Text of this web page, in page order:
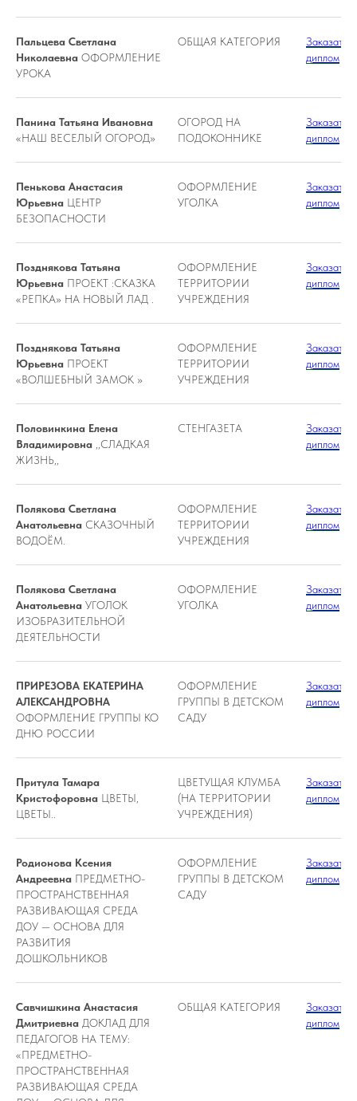
Пальцева Светлана
Николаевна ОФОРМЛЕНИЕ
УРОКА
ОБЩАЯ КАТЕГОРИЯ
Заказать
диплом
Панина Татьяна Ивановна
«НАШ ВЕСЕЛЫЙ ОГОРОД»
ОГОРОД НА
ПОДОКОННИКЕ
Заказать
диплом
Пенькова Анастасия
Юрьевна ЦЕНТР
БЕЗОПАСНОСТИ
ОФОРМЛЕНИЕ
УГОЛКА
Заказать
диплом
Позднякова Татьяна
Юрьевна ПРОЕКТ :СКАЗКА
«РЕПКА» НА НОВЫЙ ЛАД .
ОФОРМЛЕНИЕ
ТЕРРИТОРИИ
УЧРЕЖДЕНИЯ
Заказать
диплом
Позднякова Татьяна
Юрьевна ПРОЕКТ
«ВОЛШЕБНЫЙ ЗАМОК »
ОФОРМЛЕНИЕ
ТЕРРИТОРИИ
УЧРЕЖДЕНИЯ
Заказать
диплом
Половинкина Елена
Владимировна ,,СЛАДКАЯ
ЖИЗНЬ,,
СТЕНГАЗЕТА
Заказать
диплом
Полякова Светлана
Анатольевна СКАЗОЧНЫЙ
ВОДОЁМ.
ОФОРМЛЕНИЕ
ТЕРРИТОРИИ
УЧРЕЖДЕНИЯ
Заказать
диплом
Полякова Светлана
Анатольевна УГОЛОК
ИЗОБРАЗИТЕЛЬНОЙ
ДЕЯТЕЛЬНОСТИ
ОФОРМЛЕНИЕ
УГОЛКА
Заказать
диплом
ПРИРЕЗОВА ЕКАТЕРИНА
АЛЕКСАНДРОВНА
ОФОРМЛЕНИЕ ГРУППЫ КО
ДНЮ РОССИИ
ОФОРМЛЕНИЕ
ГРУППЫ В ДЕТСКОМ
САДУ
Заказать
диплом
Притула Тамара
Кристофоровна ЦВЕТЫ,
ЦВЕТЫ..
ЦВЕТУЩАЯ КЛУМБА
(НА ТЕРРИТОРИИ
УЧРЕЖДЕНИЯ)
Заказать
диплом
Родионова Ксения
Андреевна ПРЕДМЕТНО-
ПРОСТРАНСТВЕННАЯ
РАЗВИВАЮЩАЯ СРЕДА
ДОУ — ОСНОВА ДЛЯ
РАЗВИТИЯ
ДОШКОЛЬНИКОВ
ОФОРМЛЕНИЕ
ГРУППЫ В ДЕТСКОМ
САДУ
Заказать
диплом
Савчишкина Анастасия
Дмитриевна ДОКЛАД ДЛЯ
ПЕДАГОГОВ НА ТЕМУ:
«ПРЕДМЕТНО-
ПРОСТРАНСТВЕННАЯ
РАЗВИВАЮЩАЯ СРЕДА
ОБЩАЯ КАТЕГОРИЯ
Заказать
диплом